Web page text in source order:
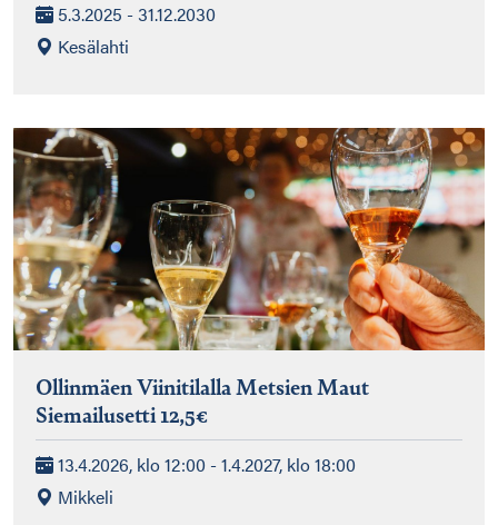
5.3.2025 - 31.12.2030
Kesälahti
Ollinmäen Viinitilalla Metsien Maut
Siemailusetti 12,5€
13.4.2026, klo 12:00 - 1.4.2027, klo 18:00
Mikkeli